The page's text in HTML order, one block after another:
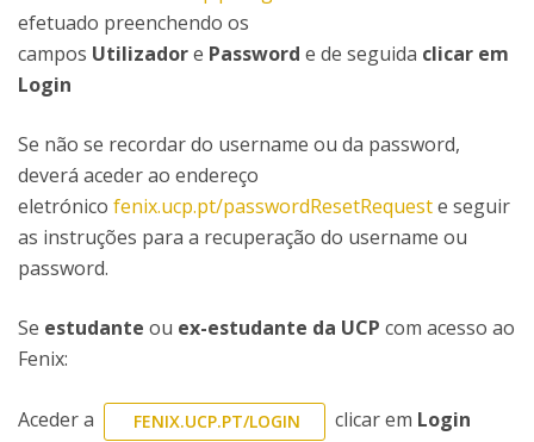
efetuado preenchendo os
campos Utilizadore Password e de seguida clicar em
Login
Se não se recordar do username ou da password,
deverá aceder ao endereço
eletrónico fenix.ucp.pt/passwordResetRequeste seguir
as instruções para a recuperação do username ou
password.
Se estudante ou ex-estudante da UCP com acesso ao
Fenix:
Aceder a FENIX.UCP.PT/LOGIN clicar em Login